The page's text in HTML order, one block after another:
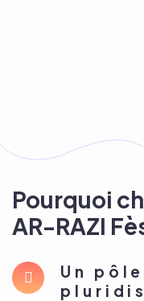
Pourquoi
AR-RAZI
Un